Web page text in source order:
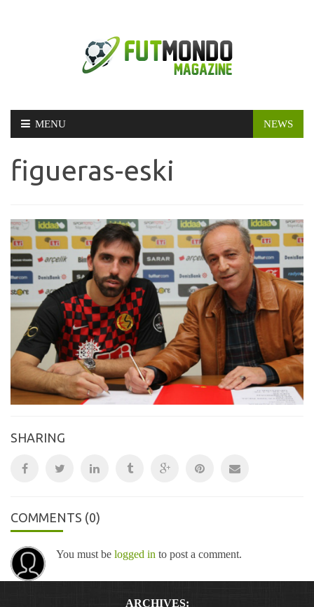
Skip
MENU NEWS
figueras-eski
SHARING
COMMENTS (0)
You must be logged in to post a comment.
ARCHIVES: